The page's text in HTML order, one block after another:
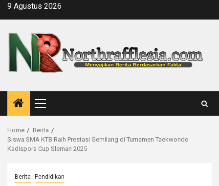
Skip9 Agustus 2026
Primary
Menu
Home
Berita
Siswa SMA KTB Raih Prestasi Gemilang di Turnamen Taekwondo
Kadispora Cup Sleman 2025
Berita Pendidikan